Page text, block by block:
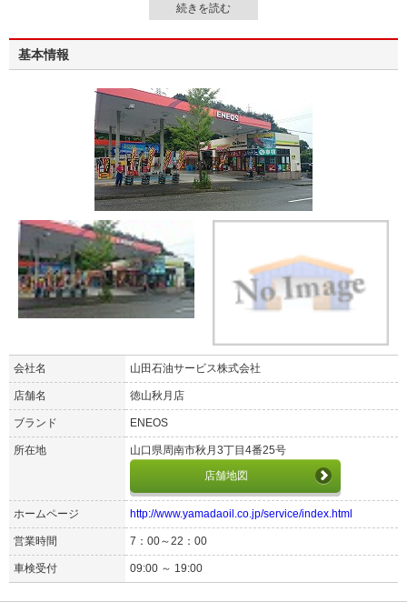
基本情報
会社名 山田石油サービス株式会社
店舗名 徳山秋月店
ブランド ENEOS
所在地
山口県周南市秋月3丁目4番25号
店舗地図
ホームページ http://www.yamadaoil.co.jp/service/index.html
営業時間 7：00～22：00
車検受付 09:00 ～ 19:00